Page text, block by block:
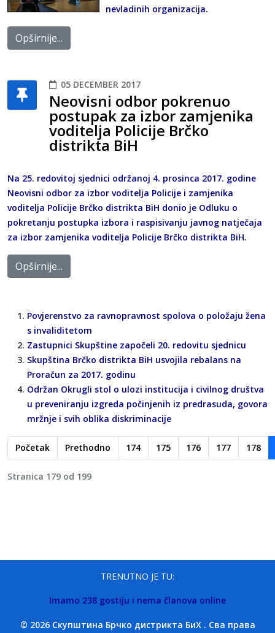
nevladinih organizacija.
Opširnije...
05 DECEMBER 2017
Neovisni odbor pokrenuo
postupak za izbor zamjenika
voditelja Policije Brčko
distrikta BiH
Na 25. redovitoj sjednici održanoj 4. prosinca 2017. godine
Neovisni odbor za izbor voditelja Policije i zamjenika
voditelja Policije Brčko distrikta BiH donio je Odluku o
pokretanju postupka izbora i raspisivanju javnog natječaja
za izbor zamjenika voditelja Policije Brčko distrikta BiH.
Opširnije...
Povjerenstvo za ravnopravnost spolova o položaju žena
s invaliditetom
Zastupnici Skupštine započeli 20. redovitu sjednicu
Skupština Brčko distrikta BiH usvojila rebalans na
Proračun za 2017. godinu
Održan Okrugli stol o ulozi institucija i civilnog društva
u preveniranju izgreda počinjenih iz predrasuda, govora
mržnje i svih oblika diskriminacije
Početak Prethodno 174 175 176 177 178
Stranica 179 od 199
TRENUTNO JE TU:
Imamo 238 gostiju i nema članova online
© 2026 Скупштина Брчко дистрикта БиХ . Сва права